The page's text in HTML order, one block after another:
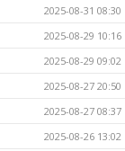
2025-08-31 08:30
2025-08-29 10:16
2025-08-29 09:02
2025-08-27 20:50
2025-08-27 08:37
2025-08-26 13:02